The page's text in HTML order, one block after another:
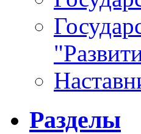
Разделы